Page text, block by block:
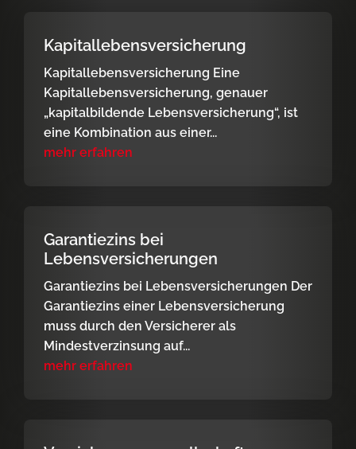
Kapitallebensversicherung
Kapitallebensversicherung Eine
Kapitallebensversicherung, genauer
„kapitalbildende Lebensversicherung“, ist
eine Kombination aus einer...
mehr erfahren
Garantiezins bei
Lebensversicherungen
Garantiezins bei Lebensversicherungen Der
Garantiezins einer Lebensversicherung
muss durch den Versicherer als
Mindestverzinsung auf...
mehr erfahren